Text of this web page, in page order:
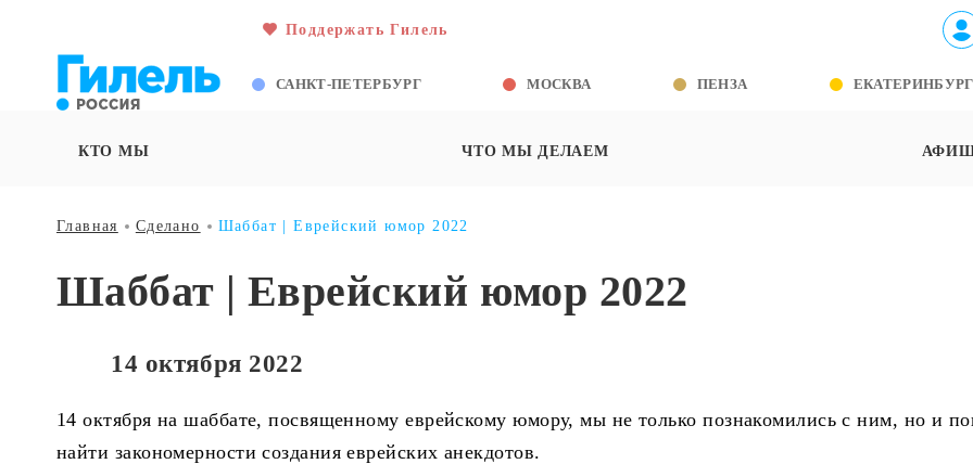
Поддержать Гилель
САНКТ-ПЕТЕРБУРГ МОСКВА ПЕНЗА ЕКАТЕРИНБУРГ
КТО МЫ ЧТО МЫ ДЕЛАЕМ
Главная Сделано Шаббат | Еврейский юмор 2022
Шаббат | Еврейский юмор 2022
14 октября 2022
14 октября на шаббате, посвященному еврейскому юмору, мы не только познакомились с ним, но и
найти закономерности создания еврейских анекдотов.